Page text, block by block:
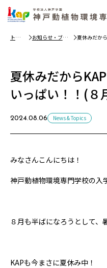
トッ
お知らせ・ブロ
夏休みだか
夏休みだから
いっぱい！！(８
2024.08.06 News & Topics
みなさんこんにちは！
神戸動植物環境専門学校の入
８月も半ばになろうとして
KAPも今まさに夏休み中！